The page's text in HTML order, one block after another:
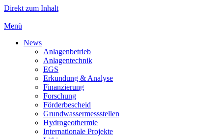
Direkt zum Inhalt
Menü
News
Anlagenbetrieb
Anlagentechnik
EGS
Erkundung & Analyse
Finanzierung
Forschung
Förderbescheid
Grundwassermessstellen
Hydrogeothermie
Internationale Projekte